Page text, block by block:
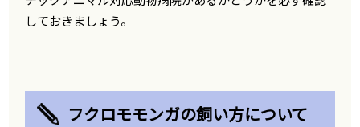
しておきましょう。
フクロモモンガの飼い方について